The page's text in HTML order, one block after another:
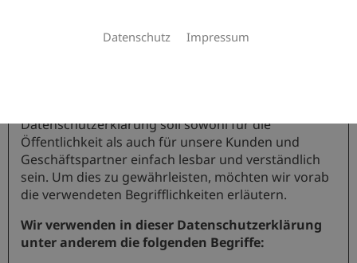
Die Datenschutzerklärung der Hubbe Haustechnik
Datenschutzerklärung soll sowohl für die
Öffentlichkeit als auch für unsere Kunden und
Geschäftspartner einfach lesbar und verständlich
sein. Um dies zu gewährleisten, möchten wir vorab
die verwendeten Begrifflichkeiten erläutern.
Wir verwenden in dieser Datenschutzerklärung
unter anderem die folgenden Begriffe:
Datenschutz Impressum